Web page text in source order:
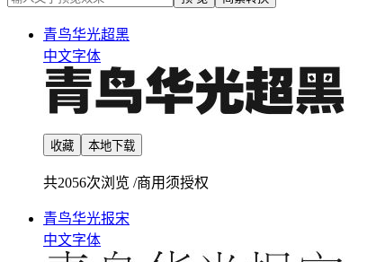
青鸟华光超黑
中文字体
收藏 本地下载
共2056次浏览 /商用须授权
青鸟华光报宋
中文字体